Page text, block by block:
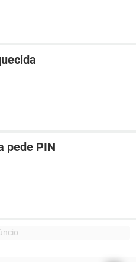
pede PIN